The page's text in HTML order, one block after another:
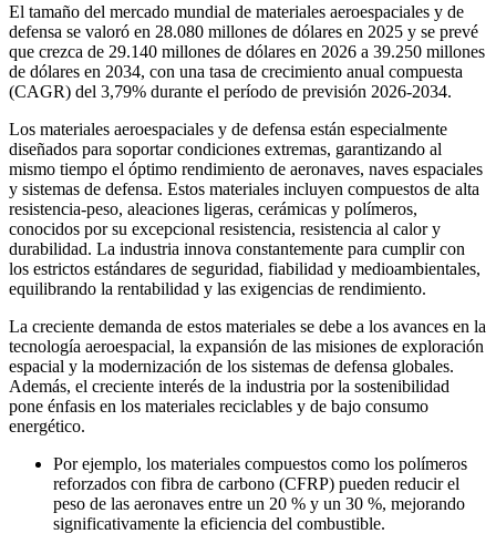
El tamaño del mercado mundial de materiales aeroespaciales y de
defensa se valoró en 28.080 millones de dólares en 2025 y se prevé
que crezca de 29.140 millones de dólares en 2026 a 39.250 millones
de dólares en 2034, con una tasa de crecimiento anual compuesta
(CAGR) del 3,79% durante el período de previsión 2026-2034.
Los materiales aeroespaciales y de defensa están especialmente
diseñados para soportar condiciones extremas, garantizando al
mismo tiempo el óptimo rendimiento de aeronaves, naves espaciales
y sistemas de defensa. Estos materiales incluyen compuestos de alta
resistencia-peso, aleaciones ligeras, cerámicas y polímeros,
conocidos por su excepcional resistencia, resistencia al calor y
durabilidad. La industria innova constantemente para cumplir con
los estrictos estándares de seguridad, fiabilidad y medioambientales,
equilibrando la rentabilidad y las exigencias de rendimiento.
La creciente demanda de estos materiales se debe a los avances en la
tecnología aeroespacial, la expansión de las misiones de exploración
espacial y la modernización de los sistemas de defensa globales.
Además, el creciente interés de la industria por la sostenibilidad
pone énfasis en los materiales reciclables y de bajo consumo
energético.
Por ejemplo, los materiales compuestos como los polímeros
reforzados con fibra de carbono (CFRP) pueden reducir el
peso de las aeronaves entre un 20 % y un 30 %, mejorando
significativamente la eficiencia del combustible.